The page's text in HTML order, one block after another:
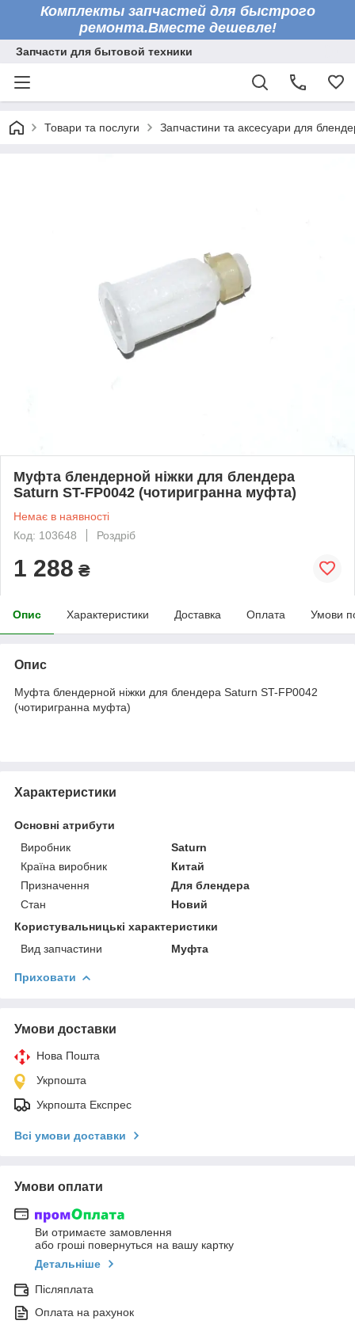
Комплекты запчастей для быстрого
ремонта.Вместе дешевле!
Запчасти для бытовой техники
Товари та послуги Запчастини та аксесуари для
Муфта блендерной ніжки для блендера
Saturn ST-FP0042 (чотиригранна муфта)
Немає в наявності
Код: 103648
Роздріб
1 288 ₴
Опис Характеристики Доставка Оплата Умови
Опис
Муфта блендерной ніжки для блендера Saturn ST-FP0042
(чотиригранна муфта)
Характеристики
Основні атрибути
Виробник
Saturn
Країна виробник
Китай
Призначення
Для блендера
Стан
Новий
Користувальницькі характеристики
Вид запчастини
Муфта
Приховати
Умови доставки
Нова Пошта
Укрпошта
Укрпошта Експрес
Всі умови доставки
Умови оплати
Ви отримаєте замовлення
або гроші повернуться на вашу картку
Детальніше
Післяплата
Оплата на рахунок